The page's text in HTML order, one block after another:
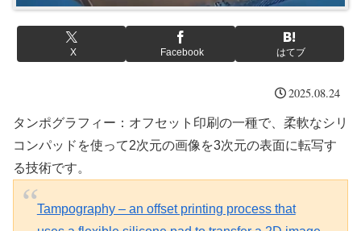
X Facebook はてブ
2025.08.24
タンポグラフィー：オフセット印刷の一種で、柔軟なシリ
コンパッドを使って2次元の画像を3次元の表面に転写す
る技術です。
Tampography – an offset printing process that